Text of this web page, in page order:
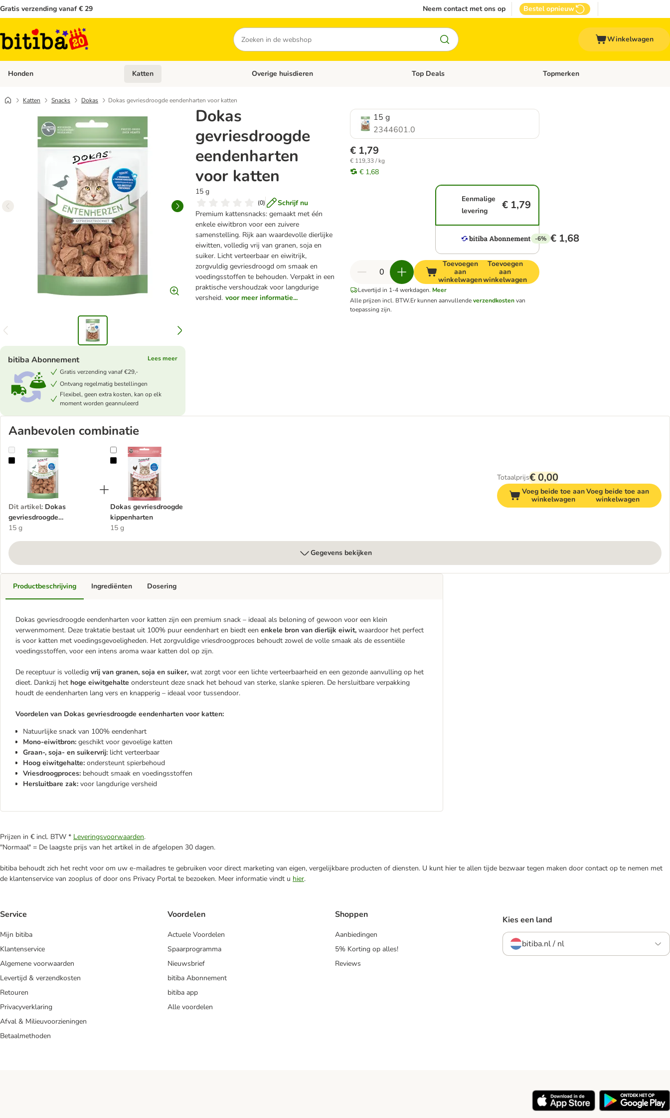
Gratis verzending vanaf € 29 Neem contact met ons op Bestel opnieuw
Zoeken
Winkelwagen
Honden Open categoriemenu: Honden
Katten Open categoriemenu: Katten
Overige huisdieren Open categoriemenu: Overige huisdieren
Top Deals Open categoriemenu: Top Deals
Topmerken
Katten Snacks Dokas Dokas gevriesdroogde eendenharten voor katten
Dokas
gevriesdroogde
eendenharten
voor katten
15 g
(0)
Schrijf nu
Premium kattensnacks: gemaakt met één
enkele eiwitbron voor een zuivere
samenstelling. Rijk aan waardevolle dierlijke
eiwitten, volledig vrij van granen, soja en
suiker. Licht verteerbaar en eiwitrijk,
zorgvuldig gevriesdroogd om smaak en
voedingsstoffen te behouden. Verpakt in een
praktische vershoudzak voor langdurige
versheid. voor meer informatie...
bitiba Abonnement
Lees meer
Gratis verzending vanaf €29,-
Ontvang regelmatig bestellingen
Flexibel, geen extra kosten, kan op elk
moment worden geannuleerd
15 g
2344601.0
€ 1,79
€ 119,33 / kg
€ 1,68
Eenmalige
levering
€ 1,79
-6% € 1,68
Toevoegen
aan
winkelwagen
Toevoegen
aan
winkelwagen
Levertijd in 1-4 werkdagen. Meer
Alle prijzen incl. BTW.Er kunnen aanvullendeverzendkostenvan
toepassing zijn.
Aanbevolen combinatie
Dokas gevriesdroogde eendenharten voor katten
Dit artikel: Dokas
gevriesdroogde
eendenharten voor katten
15 g
Dokas gevriesdroogde kippenharten
Dokas gevriesdroogde
kippenharten
15 g
Totaalprijs€ 0,00
Voeg beide toe aan
winkelwagen
Voeg beide toe aan
winkelwagen
Gegevens bekijken
Productbeschrijving
Dokas gevriesdroogde eendenharten voor katten zijn een premium snack – ideaal als beloning of gewoon voor een klein
verwenmoment. Deze traktatie bestaat uit 100% puur eendenhart en biedt een enkele bron van dierlijk eiwit, waardoor het perfect
is voor katten met voedingsgevoeligheden. Het zorgvuldige vriesdroogproces behoudt zowel de volle smaak als de essentiële
voedingsstoffen, voor een intens aroma waar katten dol op zijn.
De receptuur is volledig vrij van granen, soja en suiker, wat zorgt voor een lichte verteerbaarheid en een gezonde aanvulling op het
dieet. Dankzij het hoge eiwitgehalte ondersteunt deze snack het behoud van sterke, slanke spieren. De hersluitbare verpakking
houdt de eendenharten lang vers en knapperig – ideaal voor tussendoor.
Voordelen van Dokas gevriesdroogde eendenharten voor katten:
Natuurlijke snack van 100% eendenhart
Mono-eiwitbron: geschikt voor gevoelige katten
Graan-, soja- en suikervrij: licht verteerbaar
Hoog eiwitgehalte: ondersteunt spierbehoud
Vriesdroogproces: behoudt smaak en voedingsstoffen
Hersluitbare zak: voor langdurige versheid
Ingrediënten Dosering
Prijzen in € incl. BTW * Leveringsvoorwaarden.
"Normaal" = De laagste prijs van het artikel in de afgelopen 30 dagen.
bitiba behoudt zich het recht voor om uw e-mailadres te gebruiken voor direct marketing van eigen, vergelijkbare producten of diensten. U kunt hier te allen tijde bezwaar tegen maken door contact op te nemen met
de klantenservice van zooplus of door ons Privacy Portal te bezoeken. Meer informatie vindt u hier.
Service
Mijn bitiba
Klantenservice
Algemene voorwaarden
Levertijd & verzendkosten
Retouren
Privacyverklaring
Afval & Milieuvoorzieningen
Betaalmethoden
Voordelen
Actuele Voordelen
Spaarprogramma
Nieuwsbrief
bitiba Abonnement
bitiba app
Alle voordelen
Shoppen
Aanbiedingen
5% Korting op alles!
Reviews
Kies een land
bitiba.nl / nl